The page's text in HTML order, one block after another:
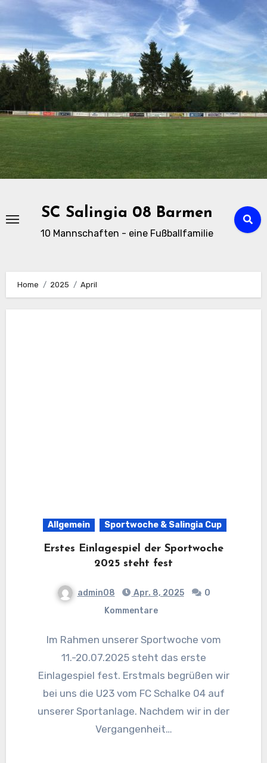
Zu
Inhalten
springen
SC Salingia 08 Barmen
10 Mannschaften - eine Fußballfamilie
Home 2025 April
Allgemein Sportwoche & Salingia Cup
Erstes Einlagespiel der Sportwoche
2025 steht fest
admin08 Apr. 8, 2025
0
Kommentare
Im Rahmen unserer Sportwoche vom
11.-20.07.2025 steht das erste
Einlagespiel fest. Erstmals begrüßen wir
bei uns die U23 vom FC Schalke 04 auf
unserer Sportanlage. Nachdem wir in der
Vergangenheit…